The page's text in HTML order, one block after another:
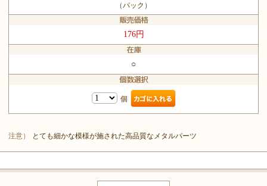
（パック）
176円
○
個
注意） とても細かな模様が施された高品質なメタルパーツ